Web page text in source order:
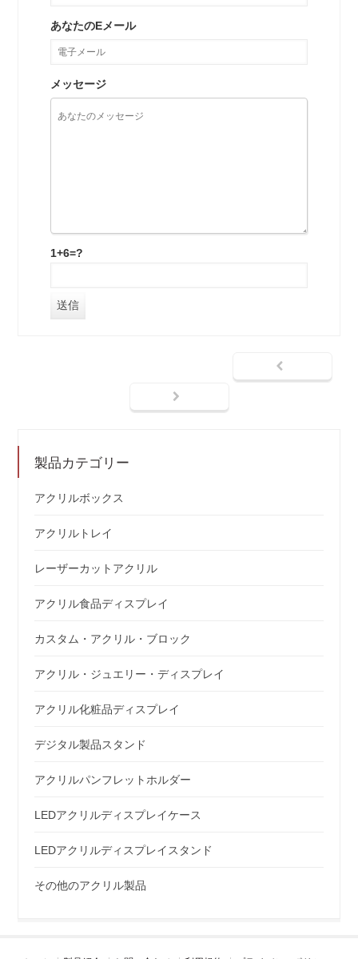
あなたのEメール
メッセージ
1+6=?
製品カテゴリー
アクリルボックス
アクリルトレイ
レーザーカットアクリル
アクリル食品ディスプレイ
カスタム・アクリル・ブロック
アクリル・ジュエリー・ディスプレイ
アクリル化粧品ディスプレイ
デジタル製品スタンド
アクリルパンフレットホルダー
LEDアクリルディスプレイケース
LEDアクリルディスプレイスタンド
その他のアクリル製品